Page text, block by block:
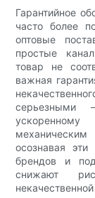
Гарантийное
часто более
оптовые
простые
товар не
важная
серьезными
ускоренному
осознавая
брендов и
снижают